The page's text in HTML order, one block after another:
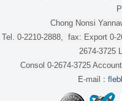
Chong Nonsi
Tel. 0-2210-2888, fax: Export 0-
2674-3725
Consol 0-2674-3725
E-mail :